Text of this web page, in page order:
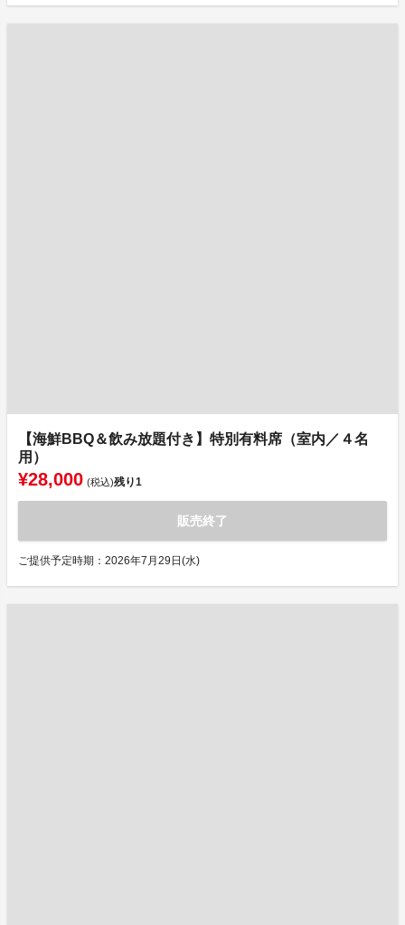
【海鮮BBQ＆飲み放題付き】特別有料席（室内／４名
用）
¥28,000 (税込)残り1
販売終了
ご提供予定時期：2026年7月29日(水)